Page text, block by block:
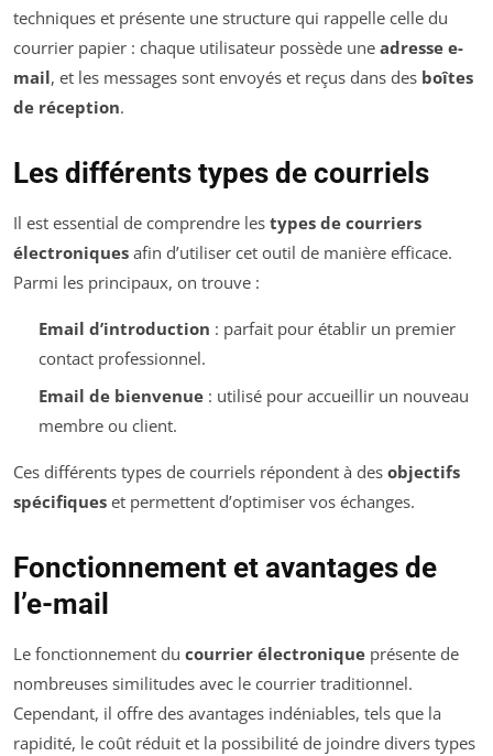
techniques et présente une structure qui rappelle celle du
courrier papier : chaque utilisateur possède une adresse e-
mail, et les messages sont envoyés et reçus dans des boîtes
de réception.
Les différents types de courriels
Il est essential de comprendre les types de courriers
électroniques afin d’utiliser cet outil de manière efficace.
Parmi les principaux, on trouve :
Email d’introduction : parfait pour établir un premier
contact professionnel.
Email de bienvenue: utilisé pour accueillir un nouveau
membre ou client.
Ces différents types de courriels répondent à des objectifs
spécifiques et permettent d’optimiser vos échanges.
Fonctionnement et avantages de
l’e-mail
Le fonctionnement du courrier électronique présente de
nombreuses similitudes avec le courrier traditionnel.
Cependant, il offre des avantages indéniables, tels que la
rapidité, le coût réduit et la possibilité de joindre divers types